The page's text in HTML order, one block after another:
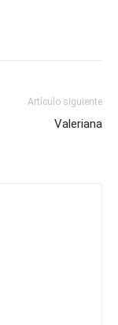
Artículo siguiente
Valeriana